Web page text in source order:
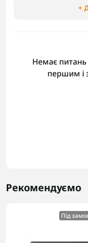
+
Немає питань
першим і
Рекомендуємо
Під